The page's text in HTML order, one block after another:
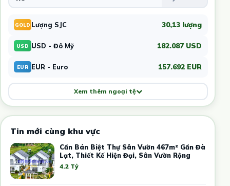
GOLD Lượng SJC 30,13 lượng
USD USD - Đô Mỹ 182.087 USD
EUR EUR - Euro 157.692 EUR
Xem thêm ngoại tệ
Tin mới cùng khu vực
Cần Bán Biệt Thự Sân Vườn 467m² Gần Đà
Lạt, Thiết Kế Hiện Đại, Sân Vườn Rộng
4.2 Tỷ